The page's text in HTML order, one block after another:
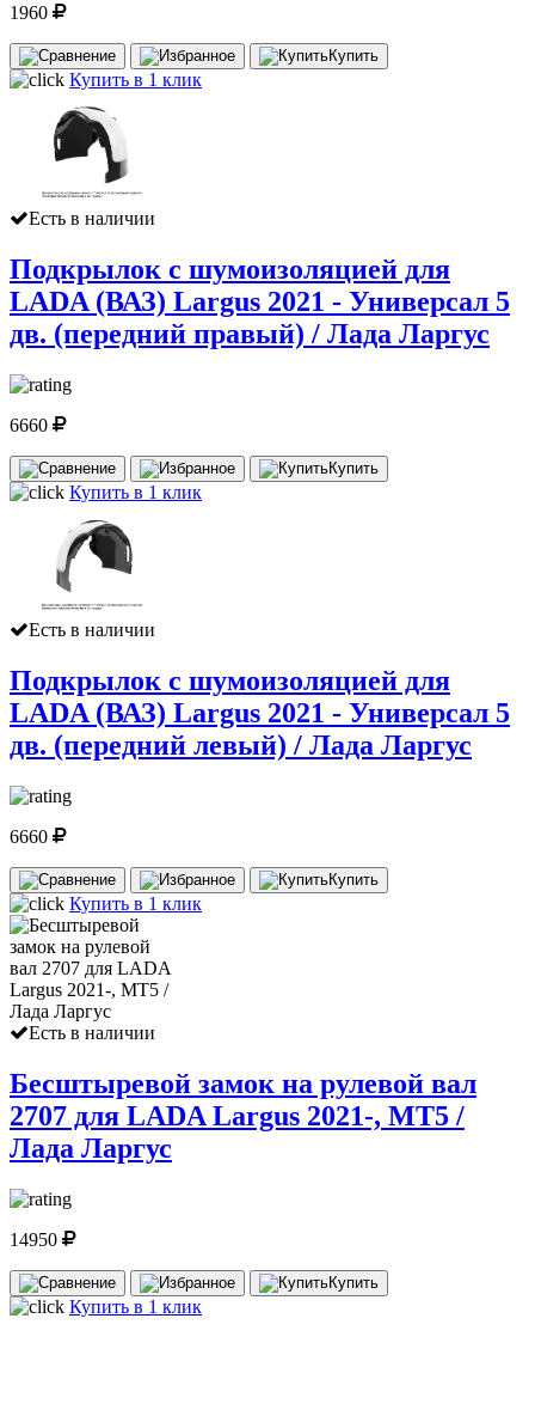
1960
Купить
Купить в 1 клик
Есть в наличии
Подкрылок с шумоизоляцией для
LADA (ВАЗ) Largus 2021 - Универсал 5
дв. (передний правый) / Лада Ларгус
6660
Купить
Купить в 1 клик
Есть в наличии
Подкрылок с шумоизоляцией для
LADA (ВАЗ) Largus 2021 - Универсал 5
дв. (передний левый) / Лада Ларгус
6660
Купить
Купить в 1 клик
Есть в наличии
Бесштыревой замок на рулевой вал
2707 для LADA Largus 2021-, МТ5 /
Лада Ларгус
14950
Купить
Купить в 1 клик